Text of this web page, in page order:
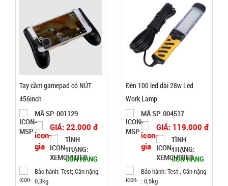
Đặt
Băng keo
thấm siêu
dính X2000
- BẢN 5CM
màu vàng
Nhật Bản (
T36 )
004739
Tay cầm gamepad có NÚT
456inch
MÃ SP: 001129
GIÁ: 22.000 đ
TÌNH
TRẠNG:
CÒN HÀNG
Bảo hành: Test; Cân nặng:
0,3kg
Đèn 100 led dài 28w Led
Work Lamp
MÃ SP: 004517
GIÁ: 119.000 đ
TÌNH
TRẠNG:
CÒN HÀNG
Bảo hành: Test , Cân nặng
: 0,5kg